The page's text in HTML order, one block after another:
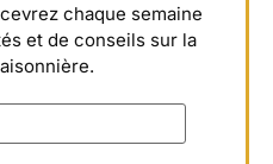
chaque semaine
et de conseils sur la